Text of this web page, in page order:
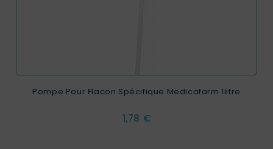
Pompe Pour Flacon Spécifique Medicafarm 1litre
Prix
1,78 €